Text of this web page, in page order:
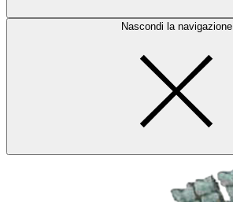
Nascondi la navigazione